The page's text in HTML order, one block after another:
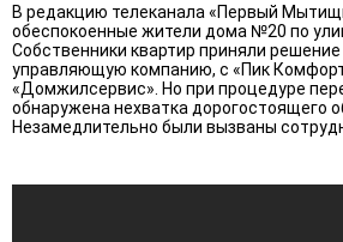
В редакцию телеканала «Первый
обеспокоенные жители дома №20 по
Собственники квартир приняли
управляющую компанию, с «Пик
«Домжилсервис». Но при процедуре
обнаружена нехватка дорогостоящего
Незамедлительно были вызваны